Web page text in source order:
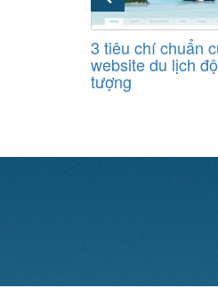
3 tiêu chí chuẩn
website du lịch
tượng